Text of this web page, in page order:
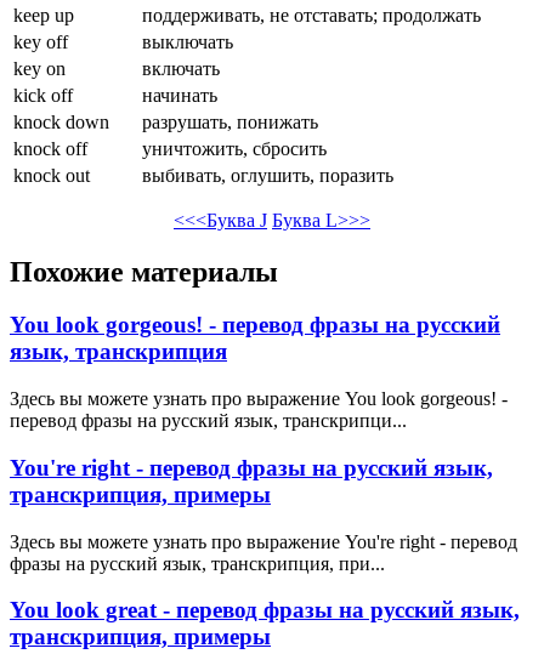
keep up
поддерживать, не отставать; продолжать
key off
выключать
key on
включать
kick off
начинать
knock down
разрушать, понижать
knock off
уничтожить, сбросить
knock out
выбивать, оглушить, поразить
<<<Буква J Буква L>>>
Похожие материалы
You look gorgeous! - перевод фразы на русский
язык, транскрипция
Здесь вы можете узнать про выражение You look gorgeous! -
перевод фразы на русский язык, транскрипци...
You're right - перевод фразы на русский язык,
транскрипция, примеры
Здесь вы можете узнать про выражение You're right - перевод
фразы на русский язык, транскрипция, при...
You look great - перевод фразы на русский язык,
транскрипция, примеры